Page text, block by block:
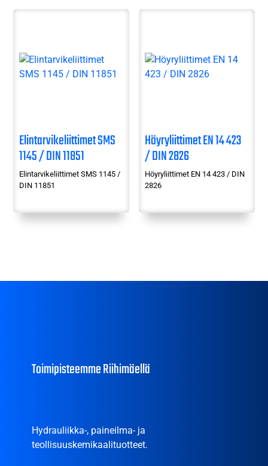
Elintarvikeliittimet SMS
1145 / DIN 11851
Elintarvikeliittimet SMS 1145 /
DIN 11851
Höyryliittimet EN 14 423
/ DIN 2826
Höyryliittimet EN 14 423 / DIN
2826
Toimipisteemme Riihimäellä
Hydrauliikka-, paineilma- ja
teollisuuskemikaalituotteet.